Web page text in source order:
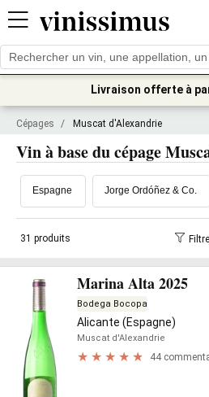
Livraison offerte à
Cépages / Muscat d'Alexandrie
Vin à base du cépage
Espagne Jorge Ordóñez & Co.
31 produits
Marina Alta 2025
Bodega Bocopa
Alicante (Espagne)
Muscat d'Alexandrie
44